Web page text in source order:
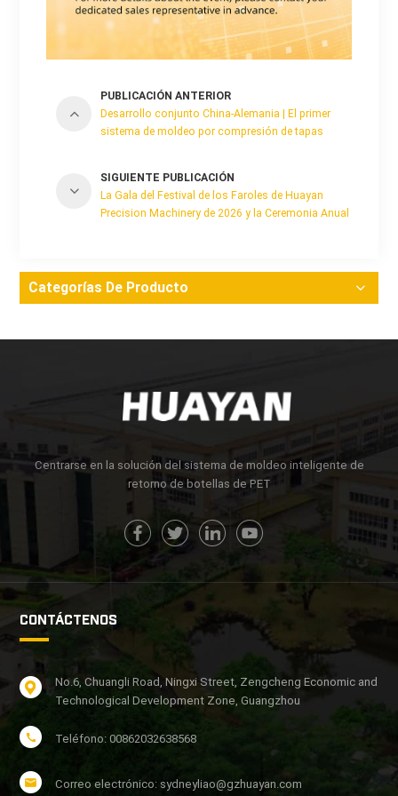
PUBLICACIÓN ANTERIOR
Desarrollo conjunto China-Alemania | El primer
sistema de moldeo por compresión de tapas
SIGUIENTE PUBLICACIÓN
La Gala del Festival de los Faroles de Huayan
Precision Machinery de 2026 y la Ceremonia Anual
Categorías De Producto
Centrarse en la solución del sistema de moldeo inteligente de
retorno de botellas de PET
CONTÁCTENOS
No.6, Chuangli Road, Ningxi Street, Zengcheng Economic and
Technological Development Zone, Guangzhou
Teléfono: 00862032638568
Correo electrónico: sydneyliao@gzhuayan.com